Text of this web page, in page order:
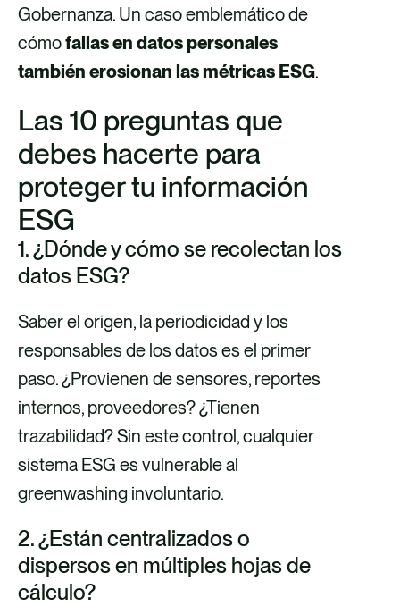
Gobernanza. Un caso emblemático de
cómofallas en datos personales
también erosionan las métricas ESG.
Las 10 preguntas que
debes hacerte para
proteger tu información
ESG
1. ¿Dónde y cómo se recolectan los
datos ESG?
Saber el origen, la periodicidad y los
responsables de los datos es el primer
paso. ¿Provienen de sensores, reportes
internos, proveedores? ¿Tienen
trazabilidad? Sin este control, cualquier
sistema ESG es vulnerable al
greenwashing involuntario.
2. ¿Están centralizados o
dispersos en múltiples hojas de
cálculo?